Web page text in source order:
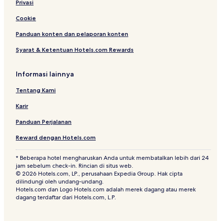
Privasi
Cookie
Panduan konten dan pelaporan konten
Syarat & Ketentuan Hotels.com Rewards
Informasi lainnya
Tentang Kami
Karir
Panduan Perjalanan
Reward dengan Hotels.com
* Beberapa hotel mengharuskan Anda untuk membatalkan lebih dari 24
jam sebelum check-in. Rincian di situs web.
© 2026 Hotels.com, LP., perusahaan Expedia Group. Hak cipta
dilindungi oleh undang-undang.
Hotels.com dan Logo Hotels.com adalah merek dagang atau merek
dagang terdaftar dari Hotels.com, L.P.